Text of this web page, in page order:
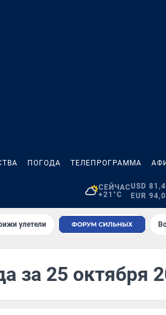
ПОГОДА ТЕЛЕПРОГРАММА
СЕЙЧАС
+21°C
USD
EUR
улетели
за 25 октября